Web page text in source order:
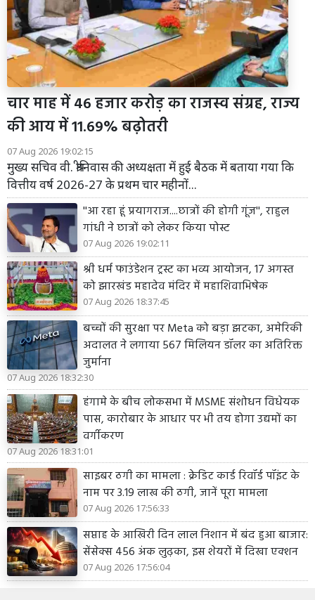
चार माह में 46 हजार करोड़ का राजस्व संग्रह, राज्य
की आय में 11.69% बढ़ोतरी
07 Aug 2026 19:02:15
मुख्य सचिव वी. श्रीनिवास की अध्यक्षता में हुई बैठक में बताया गया कि
वित्तीय वर्ष 2026-27 के प्रथम चार महीनों...
''आ रहा हूं प्रयागराज....छात्रों की होगी गूंज'', राहुल
गांधी ने छात्रों को लेकर किया पोस्ट
07 Aug 2026 19:02:11
श्री धर्म फाउंडेशन ट्रस्ट का भव्य आयोजन, 17 अगस्त
को झारखंड महादेव मंदिर में महाशिवाभिषेक
07 Aug 2026 18:37:45
बच्चों की सुरक्षा पर Meta को बड़ा झटका, अमेरिकी
अदालत ने लगाया 567 मिलियन डॉलर का अतिरिक्त
जुर्माना
07 Aug 2026 18:32:30
हंगामे के बीच लोकसभा में MSME संशोधन विधेयक
पास, कारोबार के आधार पर भी तय होगा उद्यमों का
वर्गीकरण
07 Aug 2026 18:31:01
साइबर ठगी का मामला : क्रेडिट कार्ड रिवॉर्ड पॉइंट के
नाम पर 3.19 लाख की ठगी, जानें पूरा मामला
07 Aug 2026 17:56:33
सप्ताह के आखिरी दिन लाल निशान में बंद हुआ बाजार:
सेंसेक्स 456 अंक लुढ़का, इस शेयरों में दिखा एक्शन
07 Aug 2026 17:56:04